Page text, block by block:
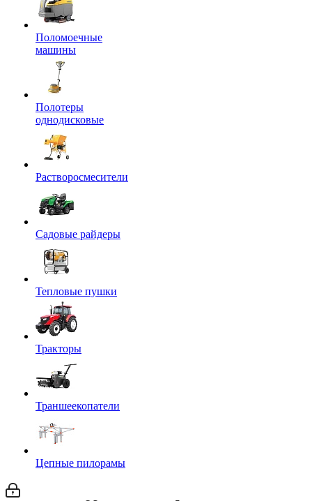
Поломоечные
машины
Полотеры
однодисковые
Растворосмесители
Садовые райдеры
Тепловые пушки
Тракторы
Траншеекопатели
Цепные пилорамы